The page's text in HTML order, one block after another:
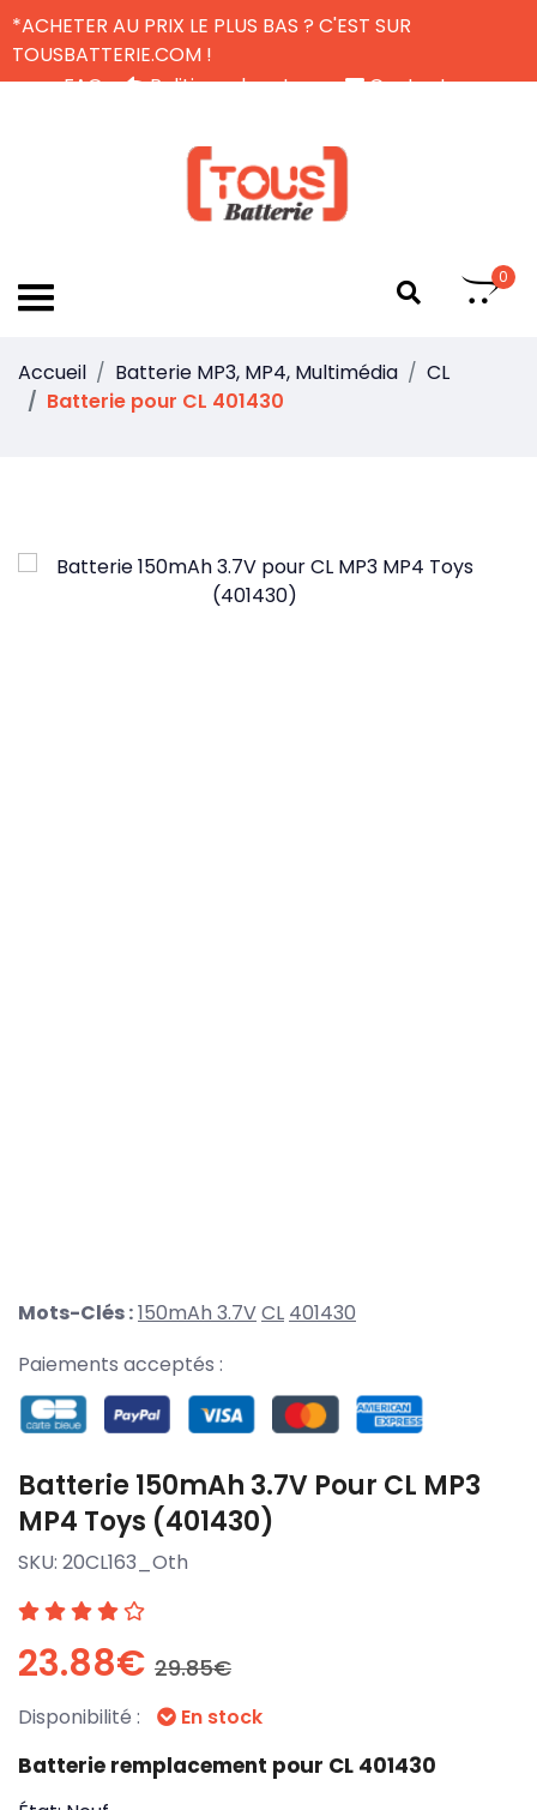
*ACHETER AU PRIX LE PLUS BAS ? C'EST SUR
TOUSBATTERIE.COM !
FAQ
Politique de retour
Contactez-nous
0
Accueil Batterie MP3, MP4, Multimédia
CL
Batterie pour CL 401430
Mots-Clés :150mAh 3.7VCL 401430
Paiements acceptés :
Batterie 150mAh 3.7V Pour CL MP3
MP4 Toys (401430)
SKU: 20CL163_Oth
23.88€ 29.85€
Disponibilité : En stock
Batterie remplacement pour CL 401430